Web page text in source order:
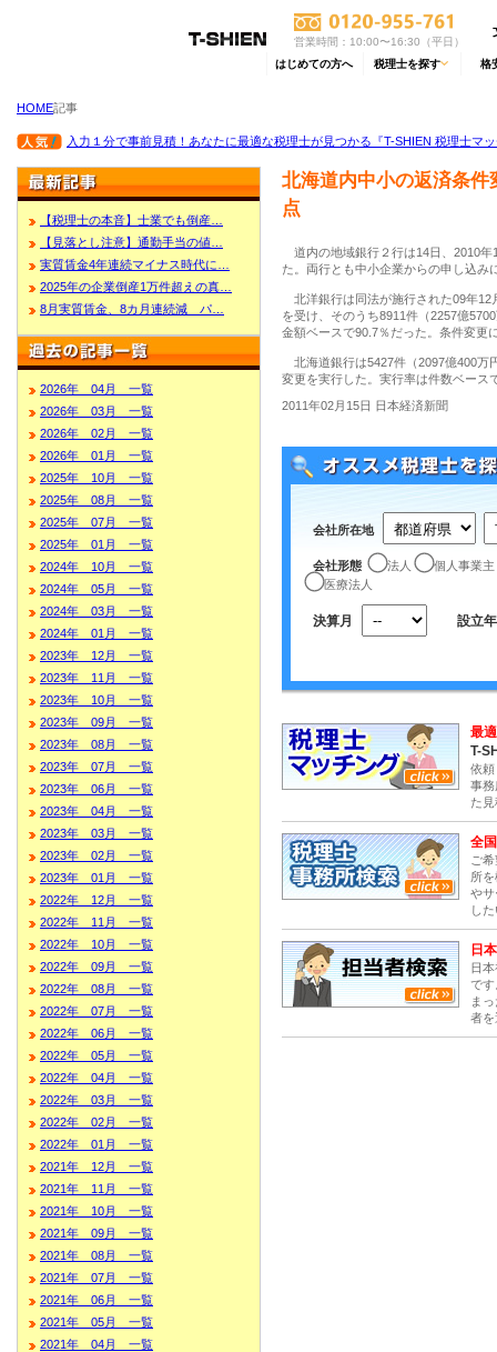
営業時間：10:00〜16:30（平日）
はじめての方へ 税理士を探す 格
HOME記事
入力１分で事前見積！あなたに最適な税理士が見つかる『T-SHIEN 税理士マ
【税理士の本音】士業でも倒産…
【見落とし注意】通勤手当の値…
実質賃金4年連続マイナス時代に…
2025年の企業倒産1万件超えの真…
8月実質賃金、8カ月連続減 パ…
2026年 04月 一覧
2026年 03月 一覧
2026年 02月 一覧
2026年 01月 一覧
2025年 10月 一覧
2025年 08月 一覧
2025年 07月 一覧
2025年 01月 一覧
2024年 10月 一覧
2024年 05月 一覧
2024年 03月 一覧
2024年 01月 一覧
2023年 12月 一覧
2023年 11月 一覧
2023年 10月 一覧
2023年 09月 一覧
2023年 08月 一覧
2023年 07月 一覧
2023年 06月 一覧
2023年 04月 一覧
2023年 03月 一覧
2023年 02月 一覧
2023年 01月 一覧
2022年 12月 一覧
2022年 11月 一覧
2022年 10月 一覧
2022年 09月 一覧
2022年 08月 一覧
2022年 07月 一覧
2022年 06月 一覧
2022年 05月 一覧
2022年 04月 一覧
2022年 03月 一覧
2022年 02月 一覧
2022年 01月 一覧
2021年 12月 一覧
2021年 11月 一覧
2021年 10月 一覧
2021年 09月 一覧
2021年 08月 一覧
2021年 07月 一覧
2021年 06月 一覧
2021年 05月 一覧
2021年 04月 一覧
北海道内中小の返済条
点
道内の地域銀行２行は14日、2010年
た。両行とも中小企業からの申し込み
北洋銀行は同法が施行された09年12
を受け、そのうち8911件（2257億
金額ベースで90.7％だった。条件変更
北海道銀行は5427件（2097億400万
変更を実行した。実行率は件数ベース
2011年02月15日 日本経済新聞
会社所在地
会社形態 法人
個人事業主
医療法人
決算月 設立年
最適
T-
依頼
事務
た
全
ご
所
やサ
し
日
日
です
ま
者を